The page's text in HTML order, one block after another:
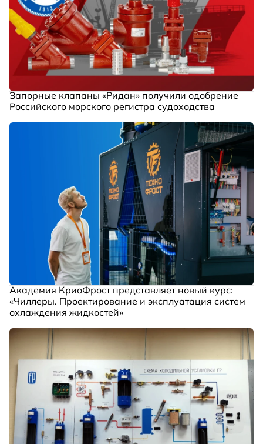
Запорные клапаны «Ридан» получили одобрение
Российского морского регистра судоходства
Академия КриоФрост представляет новый курс:
«Чиллеры. Проектирование и эксплуатация систем
охлаждения жидкостей»